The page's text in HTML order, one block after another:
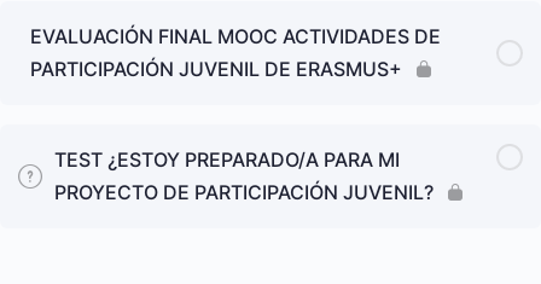
EVALUACIÓN FINAL MOOC ACTIVIDADES DE
PARTICIPACIÓN JUVENIL DE ERASMUS+
TEST ¿ESTOY PREPARADO/A PARA MI
PROYECTO DE PARTICIPACIÓN JUVENIL?